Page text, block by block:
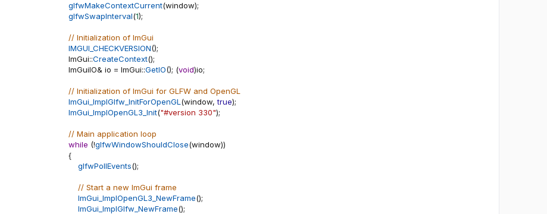
glfwMakeContextCurrent(window);
glfwSwapInterval(1);
// Initialization of ImGui
IMGUI_CHECKVERSION();
    ImGui
::CreateContext();
    ImGuiIO
& io = ImGui::GetIO(); (void)io;
// Initialization of ImGui for GLFW and OpenGL
ImGui_ImplGlfw_InitForOpenGL (window, true);
ImGui_ImplOpenGL3_Init("#version 330");
// Main application loop
while (!glfwWindowShouldClose(window))
{
glfwPollEvents();
// Start a new ImGui frame
ImGui_ImplOpenGL3_NewFrame();
ImGui_ImplGlfw_NewFrame();